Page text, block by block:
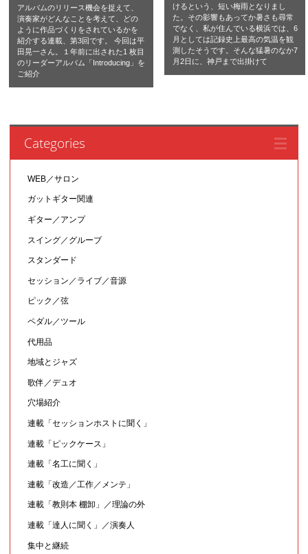
アルバムのリリース機会を捉えて、
演奏家がどんなことを考えて、どの
ように作品づくりをされているかを
紹介する連載、第3回です。 今回は平
田晃一さん。１年前に出された1 枚目
のリーダーアルバム「Introducing」を
ご紹介
けるという、短い梅雨となりまし
た。その影響もあってか暑さも尋常
でなく、私が住んでいる横浜では、6
月としては記録史上最高の気温を観
測したそうです。そんな猛暑のなか7
月2日に、神戸まで出掛けて
Categories
WEB／サロン
ガットギター関連
ギター／アンプ
スイング／グルーブ
スタンダード
セッション／ライブ／音源
ピック／弦
ペダル／ツール
代用品
地域とジャズ
歌伴／デュオ
穴場紹介
連載「セッションホストに聞く」
連載「ピックケース」
連載「名工に聞く」
連載「改造／工作／メンテ」
連載「教則本 棚卸」／理論の外
連載「達人に聞く」／演奏人
集中と継続